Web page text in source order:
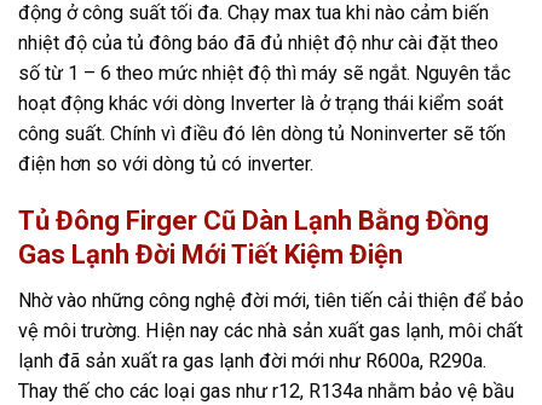
động ở công suất tối đa. Chạy max tua khi nào cảm biến
nhiệt độ của tủ đông báo đã đủ nhiệt độ như cài đặt theo
số từ 1 – 6 theo mức nhiệt độ thì máy sẽ ngắt. Nguyên tắc
hoạt động khác với dòng Inverter là ở trạng thái kiểm soát
công suất. Chính vì điều đó lên dòng tủ Noninverter sẽ tốn
điện hơn so với dòng tủ có inverter.
Tủ Đông Firger Cũ Dàn Lạnh Bằng Đồng
Gas Lạnh Đời Mới Tiết Kiệm Điện
Nhờ vào những công nghệ đời mới, tiên tiến cải thiện để bảo
vệ môi trường. Hiện nay các nhà sản xuất gas lạnh, môi chất
lạnh đã sản xuất ra gas lạnh đời mới như R600a, R290a.
Thay thế cho các loại gas như r12, R134a nhằm bảo vệ bầu